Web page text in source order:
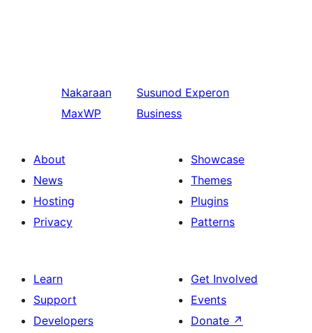
Nakaraan
MaxWP
Susunod Experon
Business
About
News
Hosting
Privacy
Showcase
Themes
Plugins
Patterns
Learn
Support
Developers
Get Involved
Events
Donate ↗